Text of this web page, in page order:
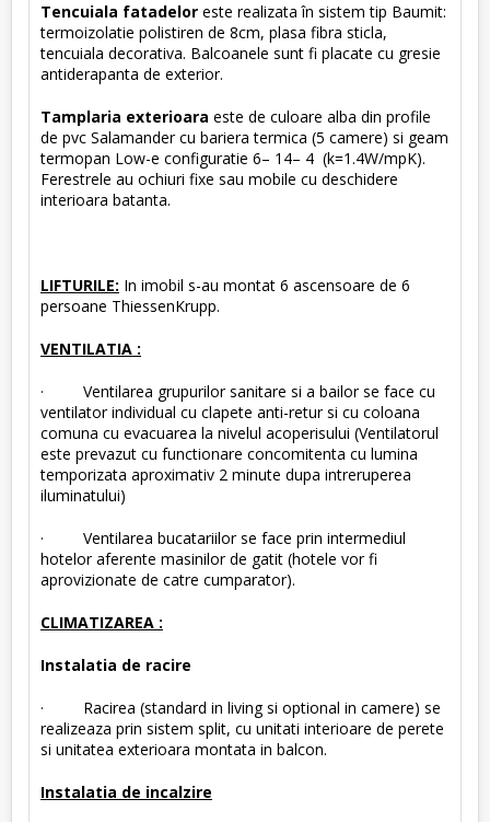
Tencuiala fatadelor este realizata în sistem tip Baumit:
termoizolatie polistiren de 8cm, plasa fibra sticla,
tencuiala decorativa. Balcoanele sunt fi placate cu gresie
antiderapanta de exterior.
Tamplaria exterioara este de culoare alba din profile
de pvc Salamander cu bariera termica (5 camere) si geam
termopan Low-e configuratie 6– 14– 4 (k=1.4W/mpK).
Ferestrele au ochiuri fixe sau mobile cu deschidere
interioara batanta.
LIFTURILE: In imobil s-au montat 6 ascensoare de 6
persoane ThiessenKrupp.
VENTILATIA :
· Ventilarea grupurilor sanitare si a bailor se face cu
ventilator individual cu clapete anti-retur si cu coloana
comuna cu evacuarea la nivelul acoperisului (Ventilatorul
este prevazut cu functionare concomitenta cu lumina
temporizata aproximativ 2 minute dupa intreruperea
iluminatului)
· Ventilarea bucatariilor se face prin intermediul
hotelor aferente masinilor de gatit (hotele vor fi
aprovizionate de catre cumparator).
CLIMATIZAREA :
Instalatia de racire
· Racirea (standard in living si optional in camere) se
realizeaza prin sistem split, cu unitati interioare de perete
si unitatea exterioara montata in balcon.
Instalatia de incalzire